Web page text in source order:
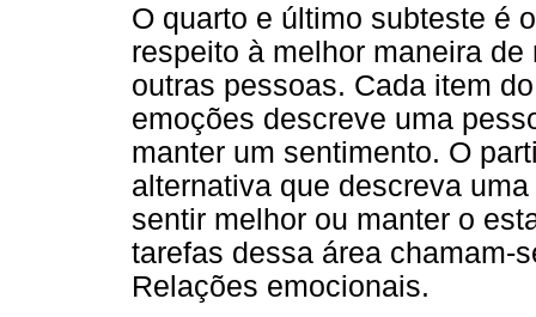
O quarto e último subteste é
respeito à melhor maneira
outras pessoas. Cada item
emoções descreve uma
manter um sentimento. O
alternativa que descreva
sentir melhor ou manter o
tarefas dessa área chamam-
Relações emocionais.